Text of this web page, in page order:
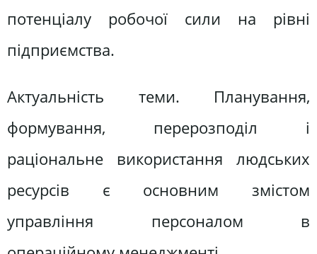
потенціалу робочої сили на рівні
підприємства.
Актуальність теми. Планування,
формування, перерозподіл і
раціональне використання людських
ресурсів є основним змістом
управління персоналом в